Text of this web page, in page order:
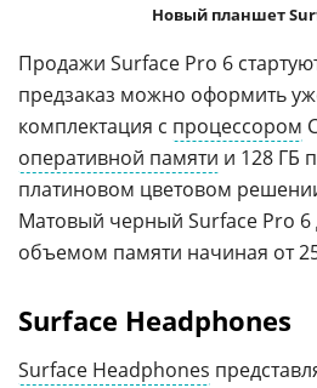
Новый планшет
Продажи Surface Pro 6
предзаказ можно оформить
комплектация с процессором
оперативной памяти и 128 ГБ
платиновом цветовом
Матовый черный Surface Pro 6
объемом памяти начиная от
Surface Headphones
Surface Headphones